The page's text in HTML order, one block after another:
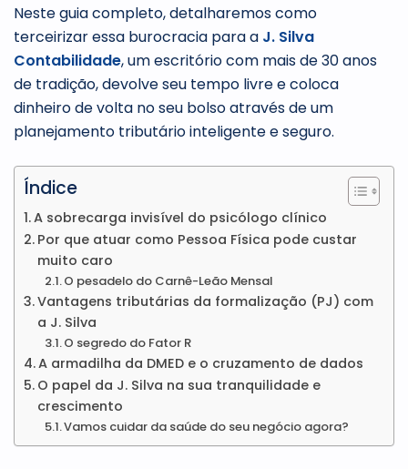
Neste guia completo, detalharemos como
terceirizar essa burocracia para a J. Silva
Contabilidade, um escritório com mais de 30 anos
de tradição, devolve seu tempo livre e coloca
dinheiro de volta no seu bolso através de um
planejamento tributário inteligente e seguro.
Índice
A sobrecarga invisível do psicólogo clínico
Por que atuar como Pessoa Física pode custar
muito caro
O pesadelo do Carnê-Leão Mensal
Vantagens tributárias da formalização (PJ) com
a J. Silva
O segredo do Fator R
A armadilha da DMED e o cruzamento de dados
O papel da J. Silva na sua tranquilidade e
crescimento
Vamos cuidar da saúde do seu negócio agora?